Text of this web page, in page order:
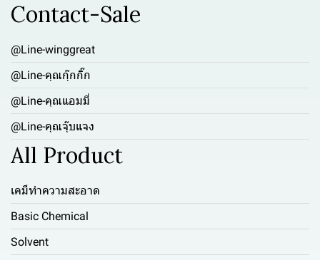
Contact-Sale
@Line-winggreat
@Line-คุณกุ๊กกิ๊ก
@Line-คุณแอมมี่
@Line-คุณจุ๊บแจง
All Product
เคมีทำความสะอาด
Basic Chemical
Solvent